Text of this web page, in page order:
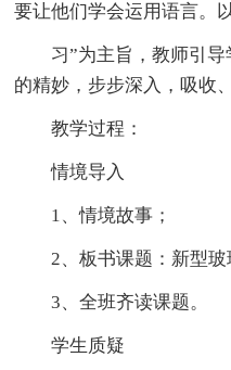
要让他们学会运用语言。
习”为主旨，教师引导
的精妙，步步深入，吸收
教学过程：
情境导入
1、情境故事；
2、板书课题：新型玻
3、全班齐读课题。
学生质疑